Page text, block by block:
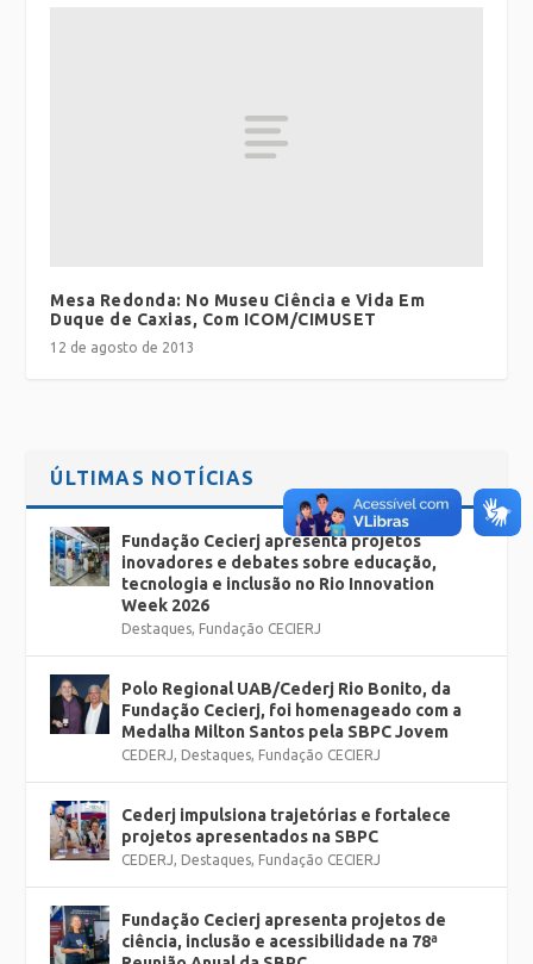
Mesa Redonda: No Museu Ciência e Vida Em
Duque de Caxias, Com ICOM/CIMUSET
12 de agosto de 2013
ÚLTIMAS NOTÍCIAS
Fundação Cecierj apresenta projetos
inovadores e debates sobre educação,
tecnologia e inclusão no Rio Innovation
Week 2026
Destaques, Fundação CECIERJ
Polo Regional UAB/Cederj Rio Bonito, da
Fundação Cecierj, foi homenageado com a
Medalha Milton Santos pela SBPC Jovem
CEDERJ, Destaques, Fundação CECIERJ
Cederj impulsiona trajetórias e fortalece
projetos apresentados na SBPC
CEDERJ, Destaques, Fundação CECIERJ
Fundação Cecierj apresenta projetos de
ciência, inclusão e acessibilidade na 78ª